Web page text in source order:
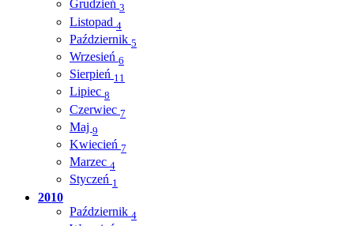
Grudzień 3
Listopad 4
Październik 5
Wrzesień 6
Sierpień 11
Lipiec 8
Czerwiec 7
Maj 9
Kwiecień 7
Marzec 4
Styczeń 1
2010
Październik 4